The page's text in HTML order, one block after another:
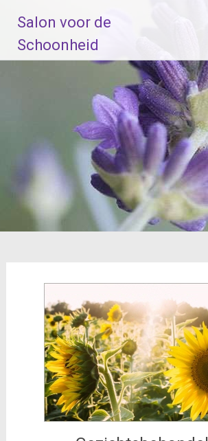
naar
inhoud
Salon voor de
Schoonheid